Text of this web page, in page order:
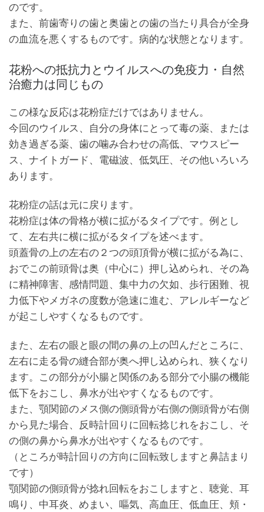
のです。
また、前歯寄りの歯と奥歯との歯の当たり具合が全身
の血流を悪くするものです。病的な状態となります。
花粉への抵抗力とウイルスへの免疫力・自然
治癒力は同じもの
この様な反応は花粉症だけではありません。
今回のウイルス、自分の身体にとって毒の薬、または
効き過ぎる薬、歯の噛み合わせの高低、マウスピー
ス、ナイトガード、電磁波、低気圧、その他いろいろ
あります。
花粉症の話は元に戻ります。
花粉症は体の骨格が横に拡がるタイプです。例とし
て、左右共に横に拡がるタイプを述べます。
頭蓋骨の上の左右の２つの頭頂骨が横に拡がる為に、
おでこの前頭骨は奥（中心に）押し込められ、その為
に精神障害、感情問題、集中力の欠如、歩行困難、視
力低下やメガネの度数が急速に進む、アレルギーなど
が起こしやすくなるものです。
また、左右の眼と眼の間の鼻の上の凹んだところに、
左右に走る骨の縫合部が奥へ押し込められ、狭くなり
ます。この部分が小腸と関係のある部分で小腸の機能
低下をおこし、鼻水が出やすくなるものです。
また、顎関節のメス側の側頭骨が右側の側頭骨が右側
から見た場合、反時計回りに回転捻じれをおこし、そ
の側の鼻から鼻水が出やすくなるものです。
（ところが時計回りの方向に回転致しますと鼻詰まり
です）
顎関節の側頭骨が捻れ回転をおこしますと、聴覚、耳
鳴り、中耳炎、めまい、嘔気、高血圧、低血圧、頬・